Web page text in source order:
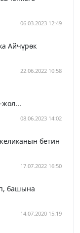
06.03.2023 12:49
Айчүрөк
22.06.2022 10:58
жол...
08.06.2023 14:02
бетин
17.07.2022 16:50
башына
14.07.2020 15:19